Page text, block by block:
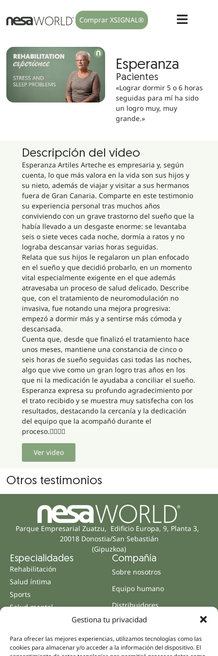
Gestiona tu privacidad
Para ofrecer las mejores experiencias, utilizamos tecnologías como las
cookies para almacenar y/o acceder a la información del dispositivo. El
Comprar XSIGNAL®
Esperanza
Pacientes
«Lograr dormir 5 o 6 horas
seguidas para mí ha sido
un logro muy, muy
grande.»
Descripción del video
Esperanza Artiles Arteche es empresaria y, según
cuenta, lo que más valora en la vida son sus hijos y
su nieto, además de viajar y visitar a sus hermanos
fuera de Gran Canaria. Comparte en este testimonio
su experiencia personal tras muchos años
conviviendo con un grave trastorno del sueño que la
había llevado a un desgaste enorme: se levantaba
seis o siete veces cada noche, dormía a ratos y no
lograba descansar varias horas seguidas.
Relata que sus hijos le regalaron un plan enfocado
en el sueño y que decidió probarlo, en un momento
vital especialmente exigente en el que además
atravesaba un proceso de salud delicado. Describe
que, con el tratamiento de neuromodulación no
invasiva, fue notando una mejora progresiva:
empezó a dormir más y a sentirse más cómoda y
descansada.
Cuenta que, desde que finalizó el tratamiento hace
unos meses, mantiene una constancia de cinco o
seis horas de sueño seguidas casi todas las noches,
algo que vive como un gran logro tras años en los
que ni la medicación le ayudaba a conciliar el sueño.
Esperanza expresa su profundo agradecimiento por
el trato recibido y se muestra muy satisfecha con los
resultados, destacando la cercanía y la dedicación
del equipo que la acompañó durante el
proceso.
Ver video
Otros testimonios
Parque Empresarial Zuatzu, Edificio Europa, 9, Planta 3,
20018 Donostia/San Sebastián
(Gipuzkoa)
Especialidades
Rehabilitación
Salud íntima
Sports
Salud mental
Medicina interna
Compañía
Sobre nosotros
Equipo humano
Distribuidores
Partnerships
Nesa Academic